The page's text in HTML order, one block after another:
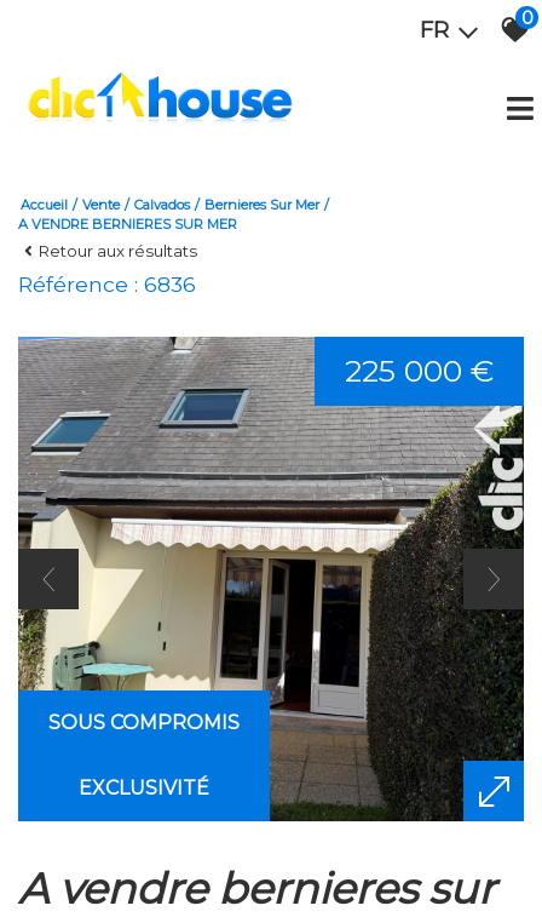
FR 0
Accueil Vente Calvados
Bernieres Sur Mer
A VENDRE BERNIERES SUR MER
Retour aux résultats
Référence : 6836
SOUS COMPROMIS
EXCLUSIVITÉ
225 000 €
a vendre bernieres sur